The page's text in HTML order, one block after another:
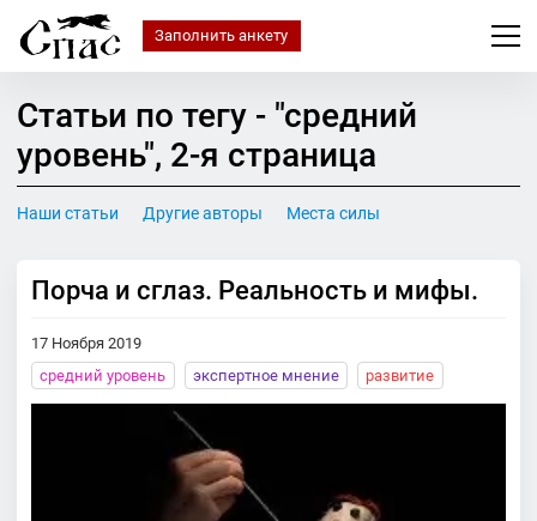
Заполнить анкету
Статьи по тегу - "средний
уровень", 2-я cтраница
Наши статьи Другие авторы Места силы
Порча и сглаз. Реальность и мифы.
17 Ноября 2019
средний уровень
экспертное мнение развитие